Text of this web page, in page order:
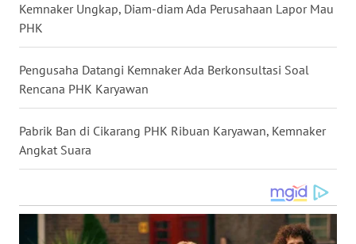
Kemnaker Ungkap, Diam-diam Ada Perusahaan Lapor Mau
PHK
Pengusaha Datangi Kemnaker Ada Berkonsultasi Soal
Rencana PHK Karyawan
Pabrik Ban di Cikarang PHK Ribuan Karyawan, Kemnaker
Angkat Suara
WN
KALTARA
WN
KALSEL
WN
KALTIM